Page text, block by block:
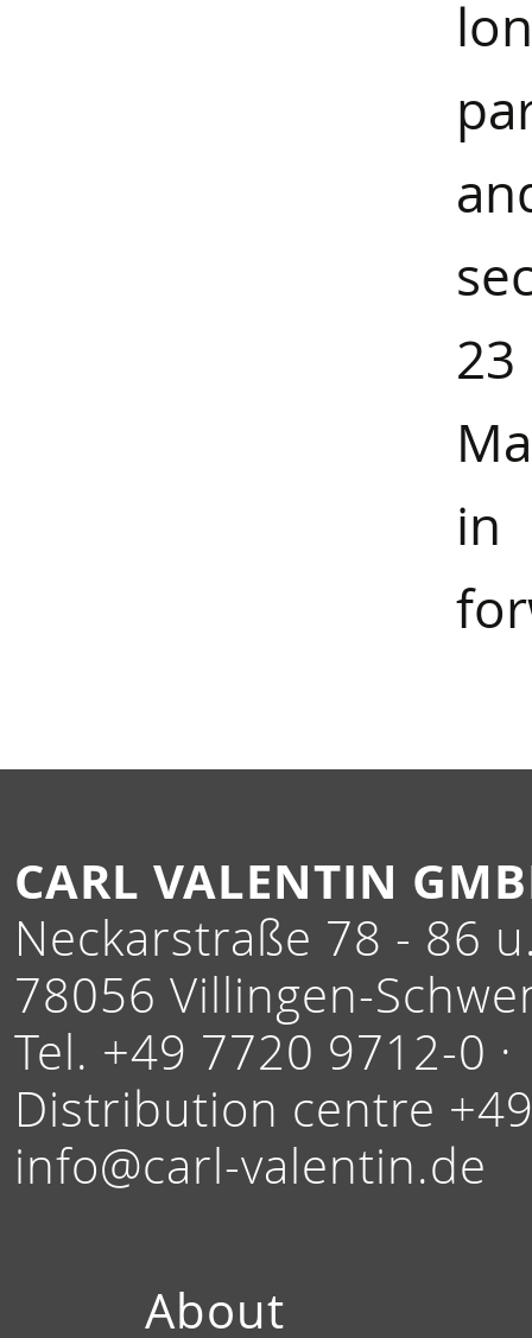
in
CARL VALENTIN
Neckarstraße 78 - 86
78056 Villingen-
Tel. +49 7720 9712-0 ·
Distribution centre
info@carl-valentin.de
About